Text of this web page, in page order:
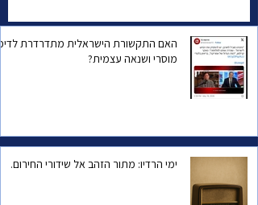
האם התקשורת הישראלית מתדרדרת
מוסרי ושנאה עצמית?
ימי הרדיו: מתור הזהב אל שידורי החירום.